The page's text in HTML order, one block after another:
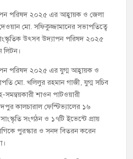
পরিষদ ২০২৫ এর আহ্বায়ক ও জেলা
মো. সফিকুজ্জামানের সভাপতিত্বে
উৎসব উদ্যাপন পরিষদ ২০২৫
লিটন।
পরিষদ ২০২৫ এর যুগ্ম আহ্বায়ক ও
মো. খলিলুর রহমান গাজী, যুগ্ম সচিব
সমন্বয়কারী শাওন পাটওয়ারী
কালচারাল ফেস্টিভ্যালের ১৬
সংগঠন ও ১৭টি ইভেন্টে প্রায়
পুরস্কার ও সনদ বিতরন করেন